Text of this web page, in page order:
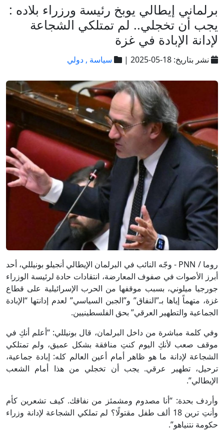
برلماني إيطالي يوبخ رئيسة ورزراء بلاده :
يجب أن تخجلي.. لم تمتلكي الشجاعة
لإدانة الإبادة في غزة
نشر بتاريخ: 18-05-2025 | سياسة , دولي
روما / PNN - وجّه النائب في البرلمان الإيطالي أنجيلو بونيللي، أحد
أبرز الأصوات في صفوف المعارضة، انتقادات حادة لرئيسة الوزراء
جورجيا ميلوني، بسبب موقفها من الحرب الإسرائيلية على قطاع
غزة، متهماً إياها بـ”النفاق” و”الجبن السياسي” لعدم إدانتها “الإبادة
الجماعية والتطهير العرقي” بحق الفلسطينيين.
وفي كلمة مباشرة من داخل البرلمان، قال بونيللي: “أعلم أنكِ في
موقف صعب لأنكِ اليوم كنتِ منافقة بشكل عميق، ولم تمتلكي
الشجاعة لإدانة ما هو ظاهر أمام أعين العالم كله: إبادة جماعية،
ترحيل، تطهير عرقي. يجب أن تخجلي من هذا أمام الشعب
الإيطالي”.
وأردف بحدة: “أنا مصدوم ومشمئز من نفاقك. كيف تشعرين كأم
وأنتِ ترين 18 ألف طفل مقتولًا؟ لم تملكي الشجاعة لإدانة وزراء
حكومة نتنياهو”.